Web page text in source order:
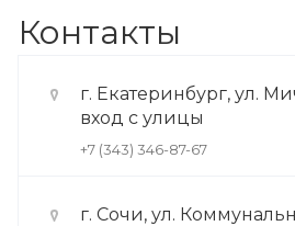
Контакты
г. Екатеринбург, ул.
вход с улицы
+7 (343) 346-87-67
г. Сочи, ул.